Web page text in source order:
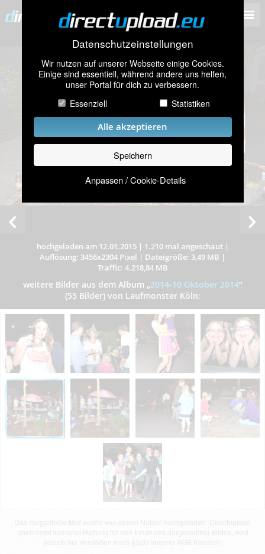
Datenschutzeinstellungen
Wir nutzen auf unserer Webseite einige Cookies.
Einige sind essentiell, während andere uns helfen,
unser Portal für dich zu verbessern.
Essenziell
Statistiken
Alle akzeptieren
Speichern
Anpassen / Cookie-Details
hochgeladen am 12.01.2015| 1.210 mal angeschaut|
Auflösung: 3456x2304 Pixel | Dateigröße: 3,49 MB |
Traffic: 4.218,84 MB
weitere Bilder aus dem Album „2014-10 Oktober 2014”
(55 Bilder) von Laufmonster Köln:
jedoch bei Verstößen nach §2(3) unserer AGB handeln.